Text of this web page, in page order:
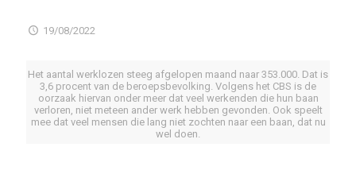
19/08/2022
Het aantal werklozen steeg afgelopen maand naar 353.000. Dat is
3,6 procent van de beroepsbevolking. Volgens het CBS is de
oorzaak hiervan onder meer dat veel werkenden die hun baan
verloren, niet meteen ander werk hebben gevonden. Ook speelt
mee dat veel mensen die lang niet zochten naar een baan, dat nu
wel doen.